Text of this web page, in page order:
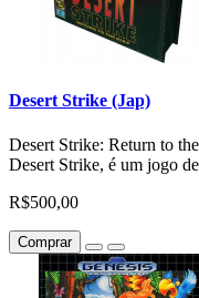
Desert Strike (Jap)
Desert Strike: Return to
Desert Strike, é um jogo
R$500,00
Comprar